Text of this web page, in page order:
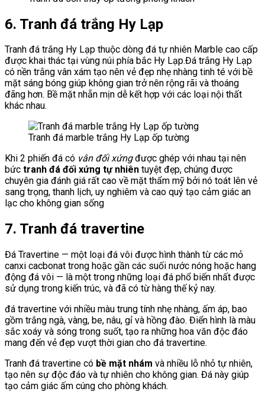
6. Tranh đá trắng Hy Lạp
Tranh đá trắng Hy Lạp thuộc dòng đá tự nhiên Marble cao cấp
được khai thác tại vùng núi phía bắc Hy Lạp.Đá trắng Hy Lạp
có nền trắng vân xám tạo nên vẻ đẹp nhẹ nhàng tinh té với bề
mặt sáng bóng giúp không gian trở nên rộng rãi và thoáng
đãng hơn. Bề mặt nhẵn mịn dễ kết hợp với các loại nội thất
khác nhau.
Tranh đá marble trắng Hy Lạp ốp tường
Khi 2 phiến đá có vân đối xứngđược ghép với nhau tại nên
bức tranh đá đối xứng tự nhiên tuyệt đẹp, chúng được
chuyên gia đánh giá rất cao về mặt thẩm mỹ bởi nó toát lên vẻ
sang trọng, thanh lịch, uy nghiêm và cao quý tạo cảm giác an
lạc cho không gian sống
7. Tranh đá travertine
Đá Travertine — một loại đá vôi được hình thành từ các mỏ
canxi cacbonat trong hoặc gần các suối nước nóng hoặc hang
động đá vôi — là một trong những loại đá phổ biến nhất được
sử dụng trong kiến ​​trúc, và đã có từ hàng thế kỷ nay.
đá travertine với nhiều màu trung tính nhẹ nhàng, ấm áp, bao
gồm trắng ngà, vàng, be, nâu, gỉ và hồng đào. Điển hình là màu
sắc xoáy và sóng trong suốt, tạo ra những hoa văn độc đáo
mang đến vẻ đẹp vượt thời gian cho đá travertine.
Tranh đá travertine có bề mặt nhám và nhiều lỗ nhỏ tự nhiên,
tạo nên sự độc đáo và tự nhiên cho không gian. Đá này giúp
tạo cảm giác ấm cúng cho phòng khách.